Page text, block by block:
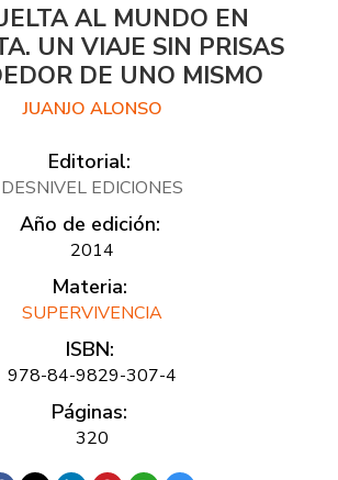
AL MUNDO EN
UN VIAJE SIN PRISAS
DE UNO MISMO
JUANJO ALONSO
Editorial:
DESNIVEL EDICIONES
Año de edición:
2014
Materia:
SUPERVIVENCIA
ISBN:
978-84-9829-307-4
Páginas:
320